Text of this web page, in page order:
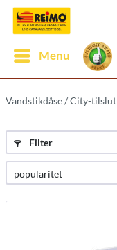
Menu
Vandstikdåse / City-
Filter